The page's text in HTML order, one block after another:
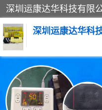
深圳运康达华科
多功能治疗仪